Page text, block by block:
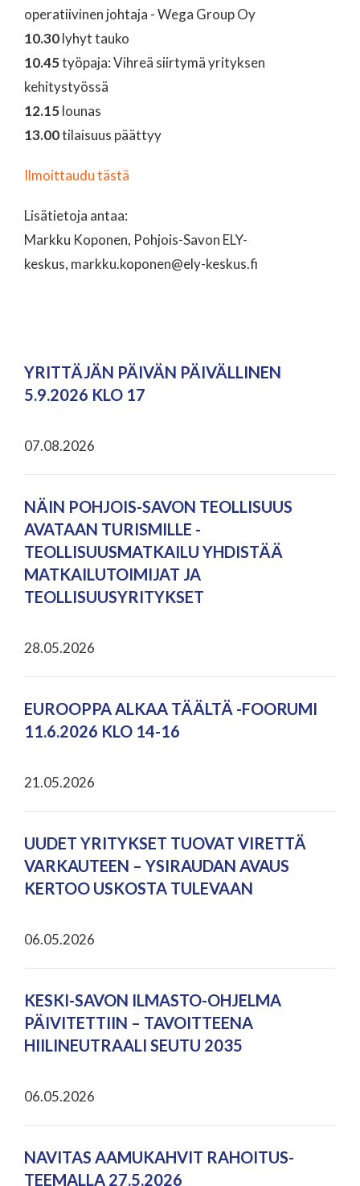
operatiivinen johtaja - Wega Group Oy
10.30lyhyt tauko
10.45työpaja: Vihreä siirtymä yrityksen
kehitystyössä
12.15lounas
13.00tilaisuus päättyy
Ilmoittaudu tästä
Lisätietoja antaa:
Markku Koponen, Pohjois-Savon ELY-
keskus, markku.koponen@ely-keskus.fi
YRITTÄJÄN PÄIVÄN PÄIVÄLLINEN
5.9.2026 KLO 17
07.08.2026
NÄIN POHJOIS-SAVON TEOLLISUUS
AVATAAN TURISMILLE -
TEOLLISUUSMATKAILU YHDISTÄÄ
MATKAILUTOIMIJAT JA
TEOLLISUUSYRITYKSET
28.05.2026
EUROOPPA ALKAA TÄÄLTÄ -FOORUMI
11.6.2026 KLO 14-16
21.05.2026
UUDET YRITYKSET TUOVAT VIRETTÄ
VARKAUTEEN – YSIRAUDAN AVAUS
KERTOO USKOSTA TULEVAAN
06.05.2026
KESKI-SAVON ILMASTO-OHJELMA
PÄIVITETTIIN – TAVOITTEENA
HIILINEUTRAALI SEUTU 2035
06.05.2026
NAVITAS AAMUKAHVIT RAHOITUS-
TEEMALLA 27.5.2026